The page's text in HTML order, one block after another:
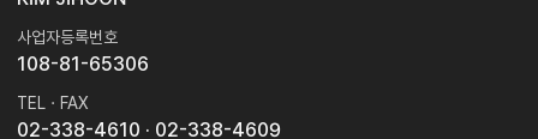
사업자등록번호
108-81-65306
TEL · FAX
02-338-4610 · 02-338-4609